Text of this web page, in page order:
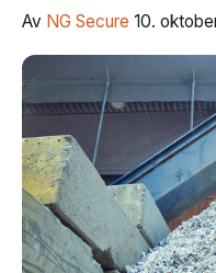
Av NG Secure 10.